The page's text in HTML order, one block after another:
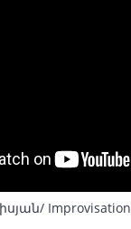
Improvisation